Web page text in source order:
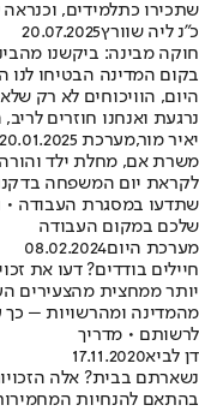
שתכירו כתלמידים,
כ״נ ליה שוורץ20.07.2025
חוקה מבינה: ביקשנו
היום, הוויכוחים לא רק
נרגעת ואנחנו חוזרים
יאיר מור,מערכת feedy
משרת אם, מחלת ילד והורה
לקראת יום המשפחה
שתדעו במסגרת העבודה •
שלכם במקום העבודה
מערכת היום08.02.2024
חיילים בודדים? דעו את
יותר ממחצית מהצעירים
מהמדינה ומהרשויות – כך
לרשותם • מדריך
דן לביא17.11.2020
נשארתם בבית? אלה
בהתאם להנחיות